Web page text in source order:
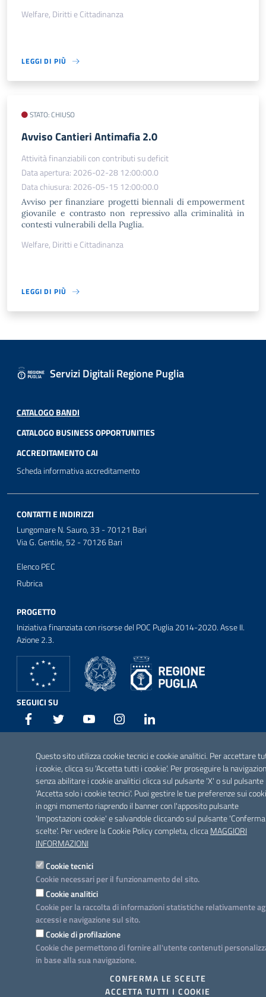
Questo sito utilizza cookie tecnici e cookie analitici. Per accettare
i cookie, clicca su 'Accetta tutti i cookie'. Per proseguire la
senza abilitare i cookie analitici clicca sul pulsante 'X' o sul pulsante
'Accetta solo i cookie tecnici'. Puoi gestire le tue preferenze sui
in ogni momento riaprendo il banner con l'apposito pulsante
'Impostazioni cookie' e salvandole cliccando sul pulsante
scelte'. Per vedere la Cookie Policy completa, cliccaMAGGIORI
INFORMAZIONI
Cookie tecnici
Cookie necessari per il funzionamento del sito.
Cookie analitici
Cookie per la raccolta di informazioni statistiche relativamente
accessi e navigazione sul sito.
Cookie di profilazione
Cookie che permettono di fornire all'utente contenuti
in base alla sua navigazione.
CONFERMA LE SCELTE
ACCETTA TUTTI I COOKIE
Welfare, Diritti e Cittadinanza
LEGGI DI PIÙ
STATO: CHIUSO
​Avviso Cantieri Antimafia 2.0
Attività finanziabili con contributi su deficit
Data apertura: 2026-02-28 12:00:00.0
Data chiusura: 2026-05-15 12:00:00.0
Avviso per finanziare progetti biennali di empowerment
giovanile e contrasto non repressivo alla criminalità in
contesti vulnerabili della Puglia.
Welfare, Diritti e Cittadinanza
LEGGI DI PIÙ
Servizi Digitali Regione Puglia
CATALOGO BANDI
CATALOGO BUSINESS OPPORTUNITIES
ACCREDITAMENTO CAI
Scheda informativa accreditamento
CONTATTI E INDIRIZZI
Lungomare N. Sauro, 33 - 70121 Bari
Via G. Gentile, 52 - 70126 Bari
Elenco PEC
Rubrica
PROGETTO
Iniziativa finanziata con risorse del POC Puglia 2014-2020. Asse II.
Azione 2.3.
SEGUICI SU
Facebook Twitter Youtube Instagram